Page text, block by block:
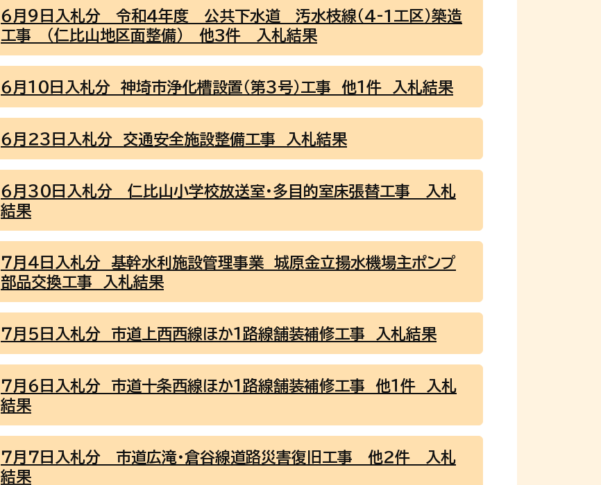
６月９日入札分 令和4年度 公共下水道 汚水枝線（4-1工区）築造
工事 （仁比山地区面整備） 他3件 入札結果
６月１０日入札分 神埼市浄化槽設置（第３号）工事 他１件 入札結果
６月２３日入札分 交通安全施設整備工事 入札結果
６月３０日入札分 仁比山小学校放送室・多目的室床張替工事 入札
結果
７月４日入札分 基幹水利施設管理事業 城原金立揚水機場主ポンプ
部品交換工事 入札結果
７月５日入札分 市道上西西線ほか１路線舗装補修工事 入札結果
７月６日入札分 市道十条西線ほか１路線舗装補修工事 他１件 入札
結果
７月７日入札分 市道広滝・倉谷線道路災害復旧工事 他２件 入札
結果